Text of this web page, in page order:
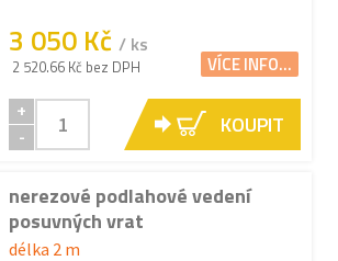
3 050 Kč / ks
2 520.66 Kč bez DPH VÍCE INFO...
+
-
KOUPIT
nerezové podlahové vedení
posuvných vrat
délka 2 m